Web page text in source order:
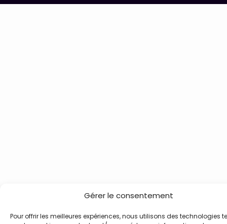
Gérer le consentement
Pour offrir les meilleures expériences, nous utilisons des technologies